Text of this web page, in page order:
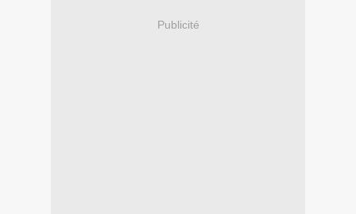
Publicité